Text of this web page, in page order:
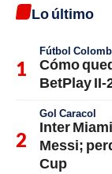
Lo último
Fútbol
Cómo
BetPlay II-
Gol Caracol
Inter
Messi;
Cup